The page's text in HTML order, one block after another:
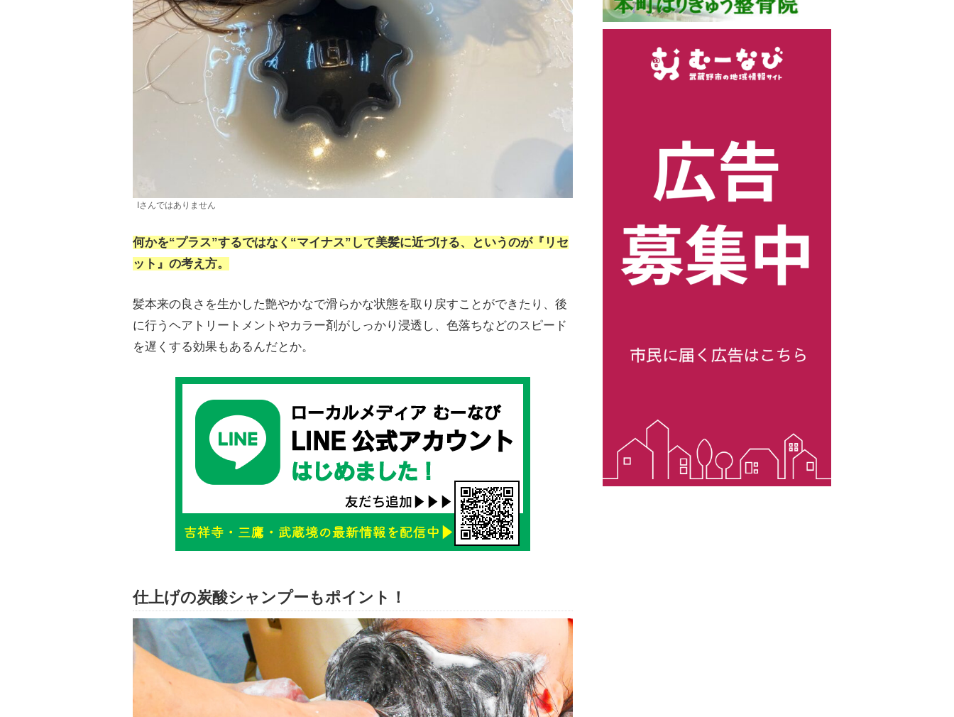
Iさんではありません
何かを“プラス”するではなく“マイナス”して美髪に近づける、というのが『リセ
ット』の考え方。
髪本来の良さを生かした艶やかなで滑らかな状態を取り戻すことができたり、後
に行うヘアトリートメントやカラー剤がしっかり浸透し、色落ちなどのスピード
を遅くする効果もあるんだとか。
仕上げの炭酸シャンプーもポイント！